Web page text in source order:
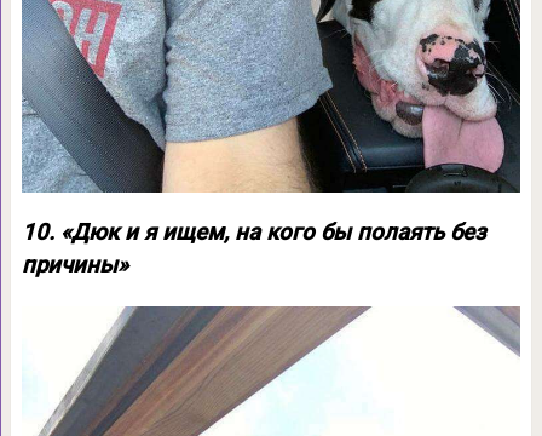
10. «Дюк и я ищем, на кого бы полаять без
причины»